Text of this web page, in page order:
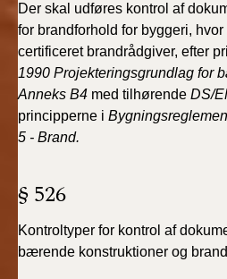
BR18 (1/1-9/3 2020)
BR18 (4/7-31/12
2019)
BR18 (1/1-4/7 2019)
2018)
BR18 (1/1-30/6
2018)
Der skal udføres kontrol af
for brandforhold for byggeri,
certificeret brandrådgiver, efter
1990 Projekteringsgrundlag for
Anneks B4 med tilhørende DS/
principperne i
5 - Brand.
§ 526
Kontroltyper for kontrol af
bærende konstruktioner og